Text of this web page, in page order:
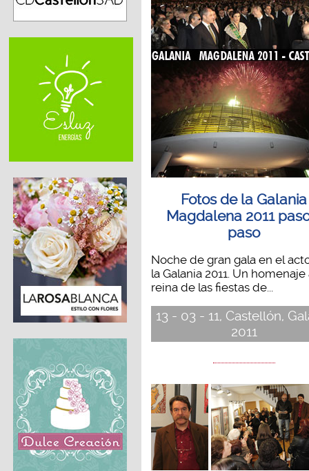
Fotos de la Galania
Magdalena 2011
paso
Noche de gran gala en el
la Galania 2011. Un homenaje
reina de las fiestas de...
13 - 03 - 11, Castellón,
2011